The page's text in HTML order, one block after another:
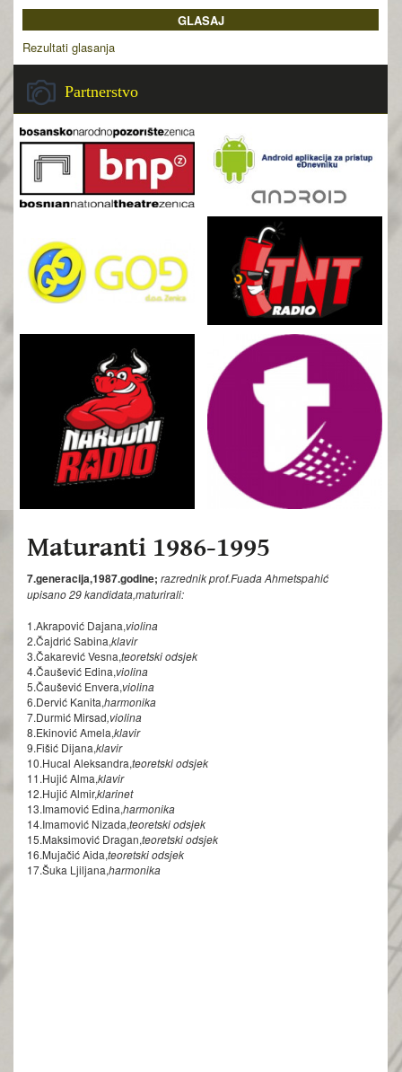
Rezultati glasanja
Partnerstvo
Maturanti 1986-1995
7.generacija,1987.godine; razrednik prof.Fuada Ahmetspahić
upisano 29 kandidata,maturirali:
1.Akrapović Dajana,violina
2.Čajdrić Sabina,klavir
3.Čakarević Vesna,teoretski odsjek
4.Čaušević Edina,violina
5.Čaušević Envera,violina
6.Dervić Kanita,harmonika
7.Durmić Mirsad,violina
8.Ekinović Amela,klavir
9.Fišić Dijana,klavir
10.Hucal Aleksandra,teoretski odsjek
11.Hujić Alma,klavir
12.Hujić Almir,klarinet
13.Imamović Edina,harmonika
14.Imamović Nizada,teoretski odsjek
15.Maksimović Dragan,teoretski odsjek
16.Mujačić Aida,teoretski odsjek
17.Šuka Ljiljana,harmonika